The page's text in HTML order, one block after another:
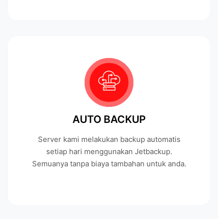
AUTO BACKUP
Server kami melakukan backup automatis
setiap hari menggunakan Jetbackup.
Semuanya tanpa biaya tambahan untuk anda.